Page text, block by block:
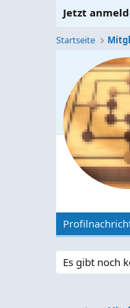
Jetzt
Startseite
Es gibt noch